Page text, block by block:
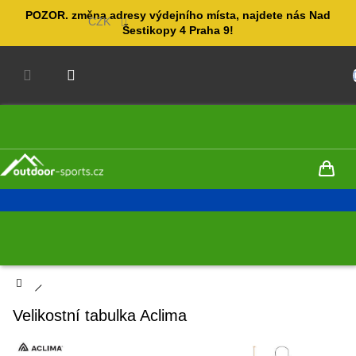
POZOR. změna adresy výdejního místa, najdete nás Nad
Šestikopy 4 Praha 9!
CZK
NÁKUPNÍ
KOŠÍK
Domů
Velikostní tabulka Aclima